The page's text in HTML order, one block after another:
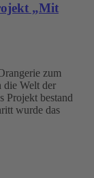
„Mit
zum
die Welt der
Projekt bestand
wurde das